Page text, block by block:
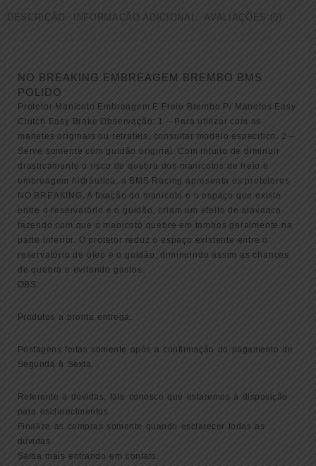
BMS
)
quantidade
DESCRIÇÃO INFORMAÇÃO ADICIONAL AVALIAÇÕES (0)
NO BREAKING EMBREAGEM BREMBO BMS
POLIDO
Protetor Manicoto Embreagem E Freio Brembo P/ Manetes Easy
Clutch Easy Brake Observação: 1 – Para utilizar com as
manetes originais ou retrateis, consultar modelo especifico. 2 –
Serve somente com guidão original. Com intuito de diminuir
drasticamente o risco de quebra dos manicotos de freio e
embreagem hidráulica, a BMS Racing apresenta os protetores
NO BREAKING. A fixação do manicoto e o espaço que existe
entre o reservatório e o guidão, criam um efeito de alavanca
fazendo com que o manicoto quebre em tombos geralmente na
parte inferior. O protetor reduz o espaço existente entre o
reservatório de óleo e o guidão, diminuindo assim as chances
de quebra e evitando gastos.
OBS:
Produtos a pronta entrega.
Postagens feitas somente após a confirmação do pagamento de
Segunda à Sexta.
Referente a dúvidas, fale conosco que estaremos à disposição
para esclarecimentos.
Finalize as compras somente quando esclarecer todas as
dúvidas.
Saiba mais entrando em contato.